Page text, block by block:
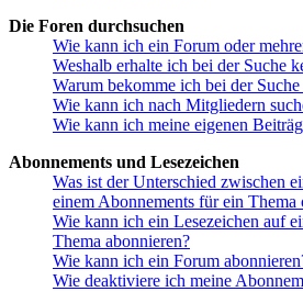
Die Foren durchsuchen
Wie kann ich ein Forum oder
Weshalb erhalte ich bei der Suche
Warum bekomme ich bei der Suche
Wie kann ich nach Mitgliedern
Wie kann ich meine eigenen
Abonnements und Lesezeichen
Was ist der Unterschied zwischen
einem Abonnements für ein Thema
Wie kann ich ein Lesezeichen auf
Thema abonnieren?
Wie kann ich ein Forum
Wie deaktiviere ich meine